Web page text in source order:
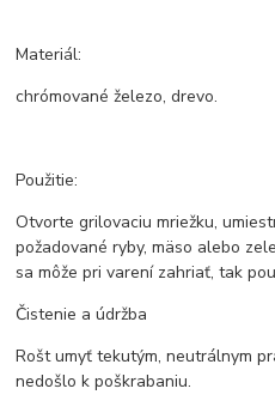
Materiál:
chrómované železo, drevo.
Použitie:
Otvorte grilovaciu mriežku,
požadované ryby, mäso alebo
sa môže pri varení zahriať, tak
Čistenie a údržba
Rošt umyť tekutým, neutrálnym
nedošlo k poškrabaniu.